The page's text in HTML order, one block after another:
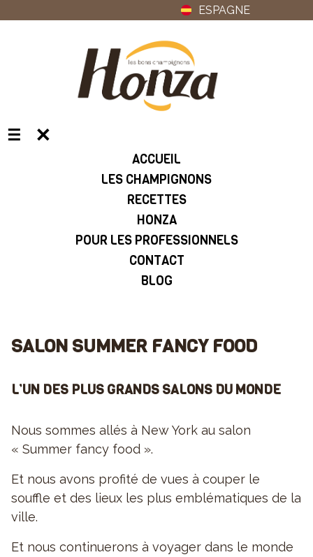
ESPAGNE
☰ ✕
ACCUEIL
LES CHAMPIGNONS
RECETTES
HONZA
POUR LES PROFESSIONNELS
CONTACT
BLOG
SALON SUMMER FANCY FOOD
L’UN DES PLUS GRANDS SALONS DU MONDE
Nous sommes allés à New York au salon
« Summer fancy food ».
Et nous avons profité de vues à couper le
souffle et des lieux les plus emblématiques de la
ville.
Et nous continuerons à voyager dans le monde